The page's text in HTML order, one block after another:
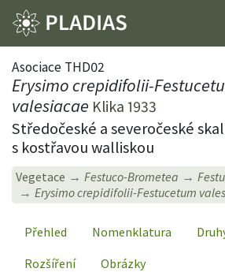
Asociace THD02
Erysimo crepidifolii-
valesiacae Klika 1933
Středočeské a severočeské
s kostřavou walliskou
Vegetace Festuco-Brometea
Erysimo crepidifolii-Festucetum
Přehled Nomenklatura
Rozšíření
Obrázky